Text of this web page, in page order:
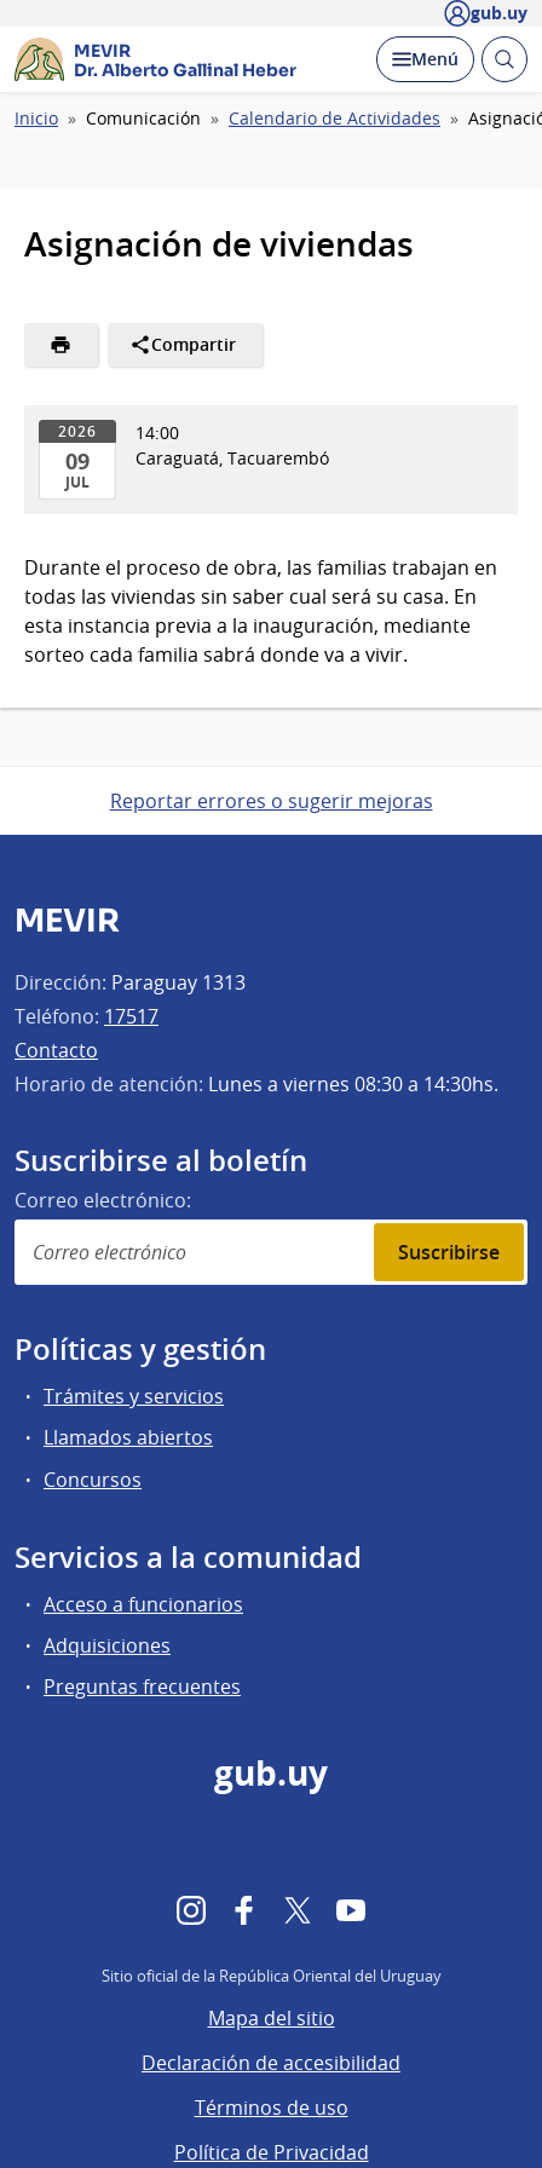
gub.uy
MEVIR
Dr. Alberto Gallinal Heber
Desplegar
Menú Abrir
Ruta
Inicio Comunicación Calendario de Actividades
Asignación de viviendas
Compartir
2026
09
JUL
Jul
del
2026
14:00
Caraguatá, Tacuarembó
Durante el proceso de obra, las familias trabajan en
todas las viviendas sin saber cual será su casa. En
esta instancia previa a la inauguración, mediante
sorteo cada familia sabrá donde va a vivir.
Reportar errores o sugerir mejoras
MEVIR
Dirección: Paraguay 1313
Teléfono: 17517
Contacto
Horario de atención: Lunes a viernes 08:30 a 14:30hs.
Suscribirse al boletín
Correo electrónico:
Suscribirse
Políticas y gestión
Trámites y servicios
Llamados abiertos
Concursos
Servicios a la comunidad
Acceso a funcionarios
Adquisiciones
Preguntas frecuentes
gub.uy
InstagramFacebookTwitterYouTube
Sitio oficial de la República Oriental del Uruguay
Mapa del sitio
Declaración de accesibilidad
Términos de uso
Política de Privacidad